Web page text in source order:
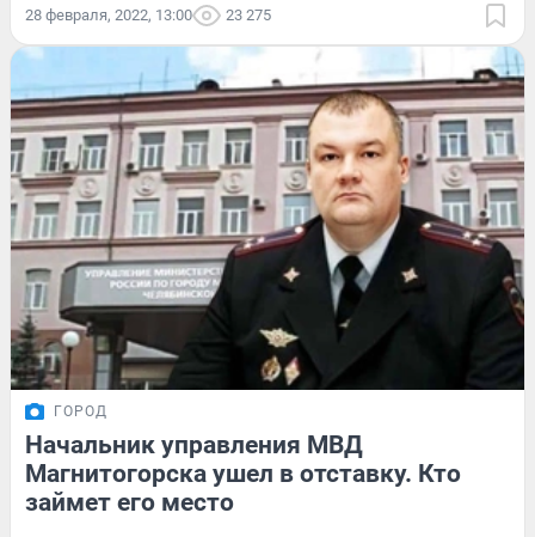
28 февраля, 2022, 13:00 23 275
ГОРОД
Начальник управления МВД
Магнитогорска ушел в отставку. Кто
займет его место